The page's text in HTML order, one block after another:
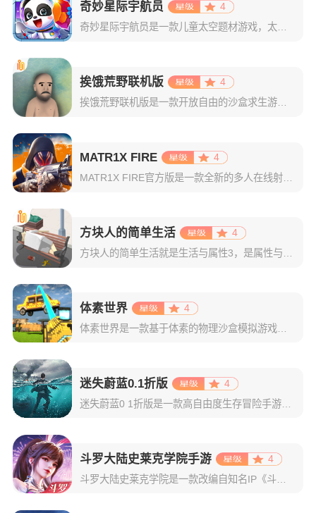
奇妙星际宇航员
4
奇妙星际宇航员是一款儿童太空题材游戏，太空是什么样子？宇航员在空间站如何生活？小朋友们一定很好奇，游戏中包含了很多关于宇宙的百科知识，配合小游戏的玩法，可以让宝宝们在一遍玩耍中学习关于神秘宇宙的知识，
挨饿荒野联机版
4
MATR1X FIRE
4
方块人的简单生活
4
体素世界
4
迷失蔚蓝0.1折版
4
斗罗大陆史莱克学院手游
4